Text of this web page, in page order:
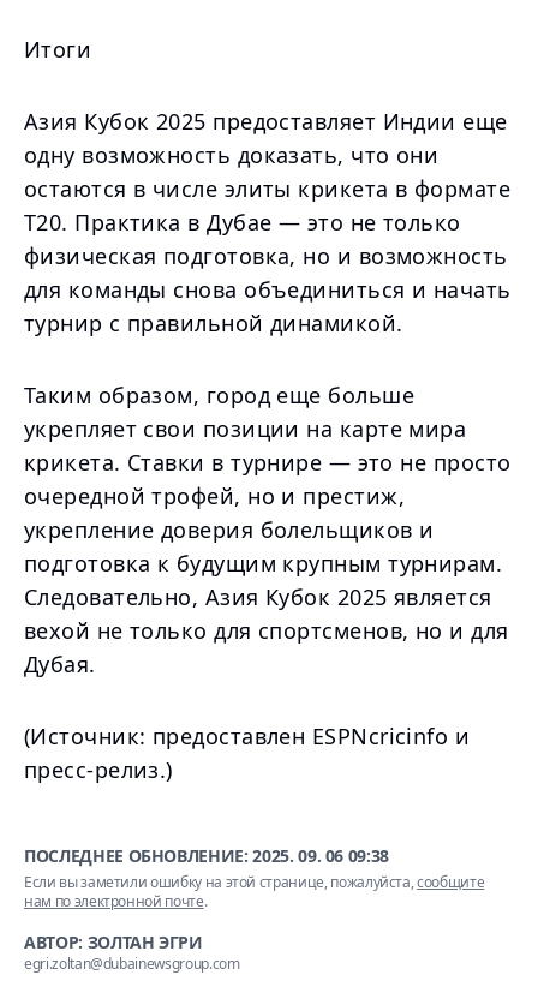
Итоги
Азия Кубок 2025 предоставляет Индии еще
одну возможность доказать, что они
остаются в числе элиты крикета в формате
Т20. Практика в Дубае — это не только
физическая подготовка, но и возможность
для команды снова объединиться и начать
турнир с правильной динамикой.
Таким образом, город еще больше
укрепляет свои позиции на карте мира
крикета. Ставки в турнире — это не просто
очередной трофей, но и престиж,
укрепление доверия болельщиков и
подготовка к будущим крупным турнирам.
Следовательно, Азия Кубок 2025 является
вехой не только для спортсменов, но и для
Дубая.
(Источник: предоставлен ESPNcricinfo и
пресс-релиз.)
ПОСЛЕДНЕЕ ОБНОВЛЕНИЕ:2025. 09. 06 09:38
Если вы заметили ошибку на этой странице, пожалуйста,сообщите
нам по электронной почте.
АВТОР: ЗОЛТАН ЭГРИ
egri.zoltan@dubainewsgroup.com